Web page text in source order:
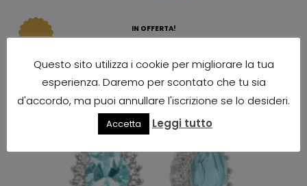
IN OFFERTA!
Questo sito utilizza i cookie per migliorare la tua
esperienza. Daremo per scontato che tu sia
d'accordo, ma puoi annullare l'iscrizione se lo desideri.
Accetta Leggi tutto